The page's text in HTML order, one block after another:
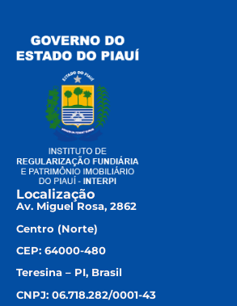
Localização
Av. Miguel Rosa, 2862
Centro (Norte)
CEP: 64000-480
Teresina – PI, Brasil
CNPJ: 06.718.282/0001-43